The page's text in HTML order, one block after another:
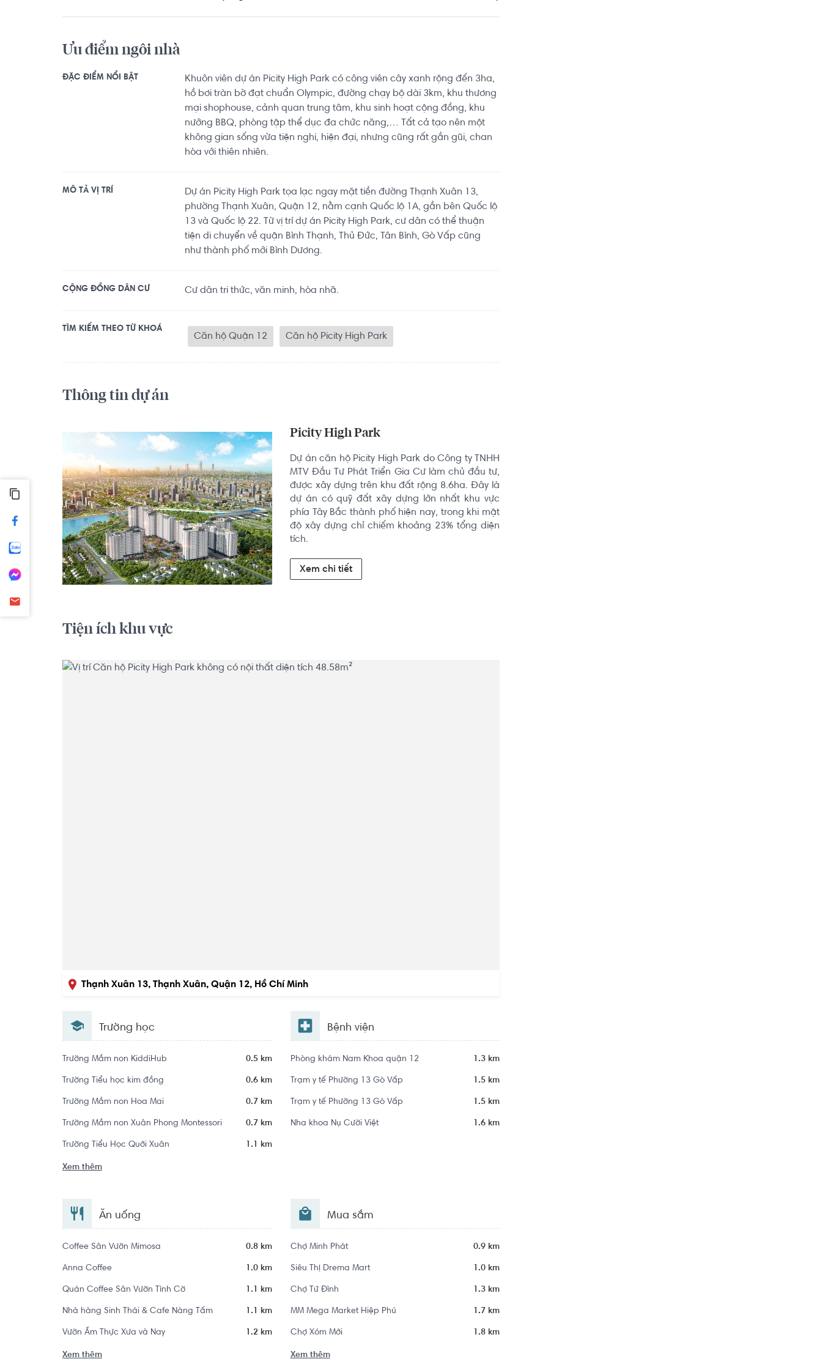
Ưu điểm ngôi nhà
ĐẶC ĐIỂM NỔI BẬT
Khuôn viên dự án Picity High Park có công viên cây xanh rộng đến 3ha,
hồ bơi tràn bờ đạt chuẩn Olympic, đường chạy bộ dài 3km, khu thương
mại shophouse, cảnh quan trung tâm, khu sinh hoạt cộng đồng, khu
nướng BBQ, phòng tập thể dục đa chức năng,… Tất cả tạo nên một
không gian sống vừa tiện nghi, hiện đại, nhưng cũng rất gần gũi, chan
hòa với thiên nhiên.
MÔ TẢ VỊ TRÍ
Dự án Picity High Park tọa lạc ngay mặt tiền đường Thạnh Xuân 13,
phường Thạnh Xuân, Quận 12, nằm cạnh Quốc lộ 1A, gần bên Quốc lộ
13 và Quốc lộ 22. Từ vị trí dự án Picity High Park, cư dân có thể thuận
tiện di chuyển về quận Bình Thạnh, Thủ Đức, Tân Bình, Gò Vấp cũng
như thành phố mới Bình Dương.
CỘNG ĐỒNG DÂN CƯ Cư dân tri thức, văn minh, hòa nhã.
TÌM KIẾM THEO TỪ KHOÁ
Căn hộ Quận 12 Căn hộ Picity High Park
Thông tin dự án
Picity High Park
Dự án căn hộ Picity High Park do Công ty TNHH
MTV Đầu Tư Phát Triển Gia Cư làm chủ đầu tư,
được xây dựng trên khu đất rộng 8.6ha. Đây là
dự án có quỹ đất xây dựng lớn nhất khu vực
phía Tây Bắc thành phố hiện nay, trong khi mật
độ xây dựng chỉ chiếm khoảng 23% tổng diện
tích.
Xem chi tiết
Tiện ích khu vực
Thạnh Xuân 13, Thạnh Xuân, Quận 12, Hồ Chí Minh
Trường học
Trường Mầm non KiddiHub 0.5 km
Trường Tiểu học kim đồng 0.6 km
Trường Mầm non Hoa Mai 0.7 km
Trường Mầm non Xuân Phong Montessori 0.7 km
Trường Tiểu Học Quới Xuân 1.1 km
Xem thêm
Bệnh viện
Phòng khám Nam Khoa quận 12 1.3 km
Trạm y tế Phường 13 Gò Vấp 1.5 km
Trạm y tế Phường 13 Gò Vấp 1.5 km
Nha khoa Nụ Cười Việt 1.6 km
Ăn uống
Coffee Sân Vườn Mimosa 0.8 km
Anna Coffee 1.0 km
Quán Coffee Sân Vườn Tình Cờ 1.1 km
Nhà hàng Sinh Thái & Cafe Nàng Tấm 1.1 km
Vườn Ẩm Thực Xưa và Nay 1.2 km
Xem thêm
Mua sắm
Chợ Minh Phát 0.9 km
Siêu Thị Drema Mart 1.0 km
Chợ Tử Đình 1.3 km
MM Mega Market Hiệp Phú 1.7 km
Chợ Xóm Mới 1.8 km
Xem thêm